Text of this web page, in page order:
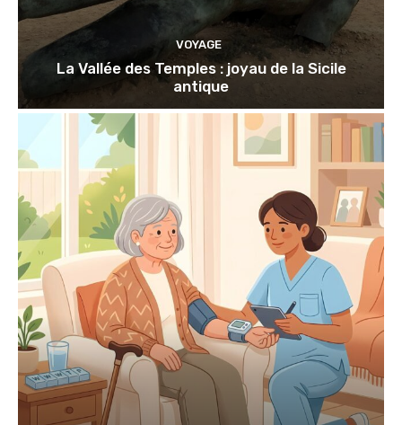
VOYAGE
La Vallée des Temples : joyau de la Sicile
antique